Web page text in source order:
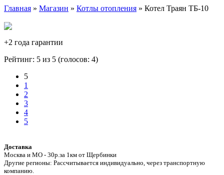
Главная » Магазин » Котлы отопления » Котел Траян ТБ-10
+2 года гарантии
Рейтинг: 5 из 5 (голосов: 4)
5
1
2
3
4
5
Доставка
Москва и МО - 30р.за 1км от Щербинки
Другие регионы: Рассчитывается индивидуально, через транспортную
компанию.